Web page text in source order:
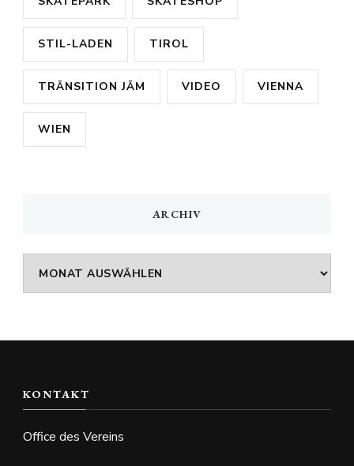
STIL-LADEN TIROL
TRÄNSITION JÄM VIDEO VIENNA
WIEN
ARCHIV
Archiv
KONTAKT
Office des Vereins